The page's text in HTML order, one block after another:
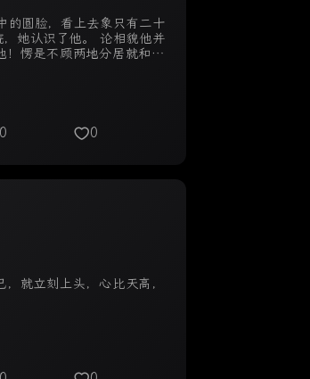
的圆脸，看上去象只有二十
她认识了他。 论相貌他并
愣是不顾两地分居就和他
0 0
就立刻上头，心比天高，